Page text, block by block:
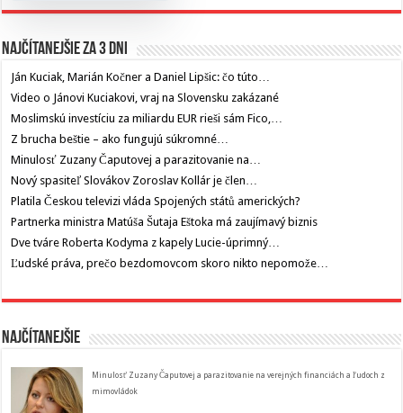
Najčítanejšie za 3 dni
Ján Kuciak, Marián Kočner a Daniel Lipšic: čo túto…
Video o Jánovi Kuciakovi, vraj na Slovensku zakázané
Moslimskú investíciu za miliardu EUR rieši sám Fico,…
Z brucha beštie – ako fungujú súkromné…
Minulosť Zuzany Čaputovej a parazitovanie na…
Nový spasiteľ Slovákov Zoroslav Kollár je člen…
Platila Českou televizi vláda Spojených států amerických?
Partnerka ministra Matúša Šutaja Eštoka má zaujímavý biznis
Dve tváre Roberta Kodyma z kapely Lucie-úprimný…
Ľudské práva, prečo bezdomovcom skoro nikto nepomože…
Najčítanejšie
Minulosť Zuzany Čaputovej a parazitovanie na verejných financiách a ľudoch z
mimovládok